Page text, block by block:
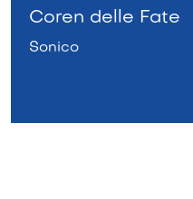
Coren delle Fate
Sonico